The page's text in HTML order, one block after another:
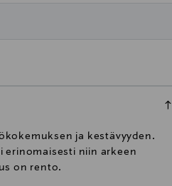
ja kestävyyden.
niin arkeen
on rento.